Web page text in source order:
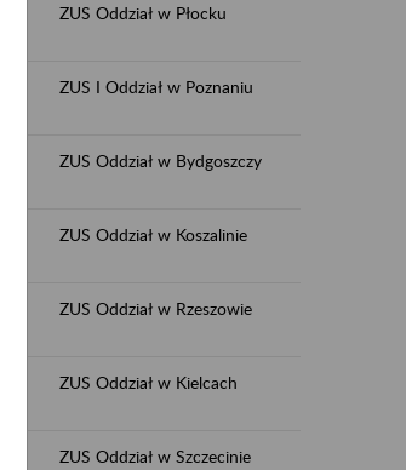
ZUS Oddział w Płocku
ZUS I Oddział w Poznaniu
ZUS Oddział w Bydgoszczy
ZUS Oddział w Koszalinie
ZUS Oddział w Rzeszowie
ZUS Oddział w Kielcach
ZUS Oddział w Szczecinie